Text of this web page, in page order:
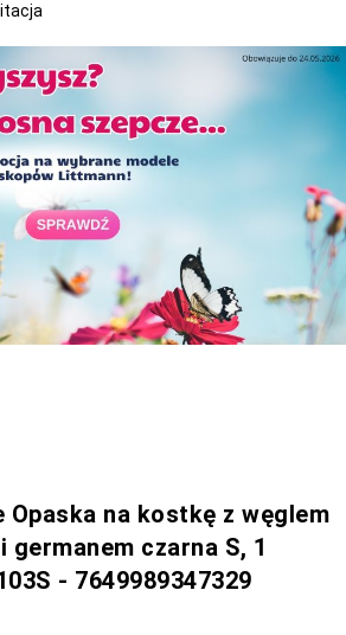
Opaska na kostkę z węglem
germanem czarna S, 1
- 7649989347329